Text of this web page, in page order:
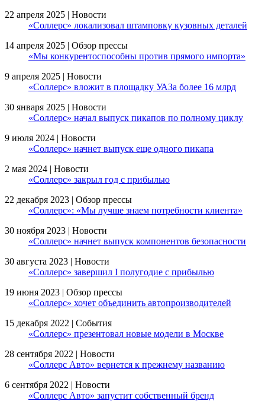
22 апреля 2025 | Новости
«Соллерс» локализовал штамповку кузовных деталей
14 апреля 2025 | Обзор прессы
«Мы конкурентоспособны против прямого импорта»
9 апреля 2025 | Новости
«Соллерс» вложит в площадку УАЗа более 16 млрд
30 января 2025 | Новости
«Соллерс» начал выпуск пикапов по полному циклу
9 июля 2024 | Новости
«Соллерс» начнет выпуск еще одного пикапа
2 мая 2024 | Новости
«Соллерс» закрыл год с прибылью
22 декабря 2023 | Обзор прессы
«Соллерс»: «Мы лучше знаем потребности клиента»
30 ноября 2023 | Новости
«Соллерс» начнет выпуск компонентов безопасности
30 августа 2023 | Новости
«Соллерс» завершил I полугодие c прибылью
19 июня 2023 | Обзор прессы
«Соллерс» хочет объединить автопроизводителей
15 декабря 2022 | События
«Соллерс» презентовал новые модели в Москве
28 сентября 2022 | Новости
«Соллерс Авто» вернется к прежнему названию
6 сентября 2022 | Новости
«Соллерс Авто» запустит собственный бренд